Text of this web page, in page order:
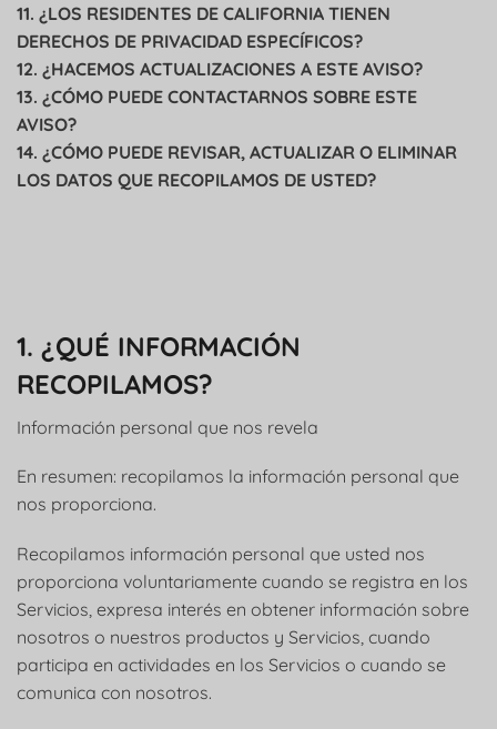
11. ¿LOS RESIDENTES DE CALIFORNIA TIENEN
DERECHOS DE PRIVACIDAD ESPECÍFICOS?
12. ¿HACEMOS ACTUALIZACIONES A ESTE AVISO?
13. ¿CÓMO PUEDE CONTACTARNOS SOBRE ESTE
AVISO?
14. ¿CÓMO PUEDE REVISAR, ACTUALIZAR O ELIMINAR
LOS DATOS QUE RECOPILAMOS DE USTED?
1. ¿QUÉ INFORMACIÓN
RECOPILAMOS?
Información personal que nos revela
En resumen: recopilamos la información personal que
nos proporciona.
Recopilamos información personal que usted nos
proporciona voluntariamente cuando se registra en los
Servicios, expresa interés en obtener información sobre
nosotros o nuestros productos y Servicios, cuando
participa en actividades en los Servicios o cuando se
comunica con nosotros.